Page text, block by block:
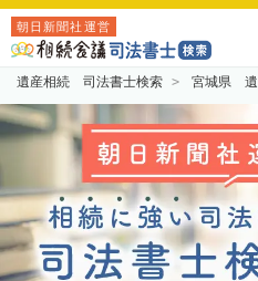
朝日新聞社運営
遺産相続 司法書士検索 宮城県